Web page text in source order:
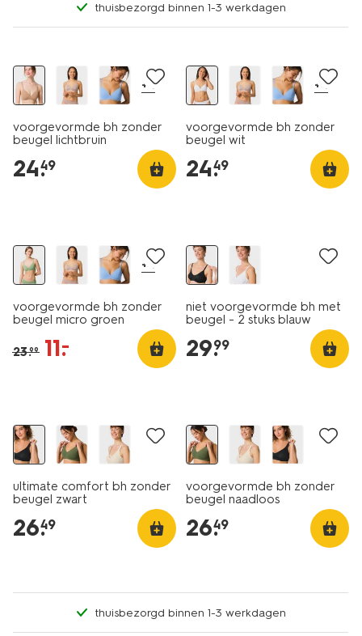
thuisbezorgd binnen 1-3 werkdagen
+4
voorgevormde bh zonder
beugel lichtbruin
24.
49
+4
voorgevormde bh zonder
beugel wit
24.
49
+4
voorgevormde bh zonder
beugel micro groen
23.99 11.
–
niet voorgevormde bh met
beugel - 2 stuks blauw
29.
99
ultimate comfort bh zonder
beugel zwart
26.
49
voorgevormde bh zonder
beugel naadloos
26.
49
thuisbezorgd binnen 1-3 werkdagen